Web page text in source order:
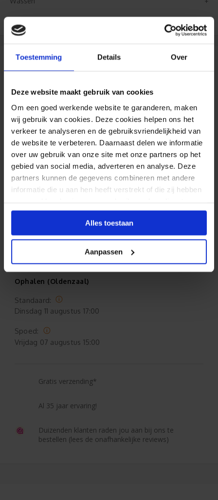
Toestemming Details Over
Deze website maakt gebruik van cookies
Om een goed werkende website te garanderen, maken
wij gebruik van cookies. Deze cookies helpen ons het
verkeer te analyseren en de gebruiksvriendelijkheid van
de website te verbeteren. Daarnaast delen we informatie
over uw gebruik van onze site met onze partners op het
gebied van social media, adverteren en analyse. Deze
partners kunnen de gegevens combineren met andere
informatie die u aan hen heeft verstrekt of die zij hebben
Alles toestaan
Aanpassen
incl. btw
Volgende stap
Ontwerpmodule
Woensdag12 augustus
Spoed:
Ophalen (Oldenzaal)
Standaard:
Dinsdag 11 augustus 17:00
Spoed:
Vrijdag 07 augustus 15:00
Gratis verzending*
Al 35 jaar ervaring!
Duizenden klanten raden jou aan bij ons te
bestellen (lees de onafhankelijke reviews)